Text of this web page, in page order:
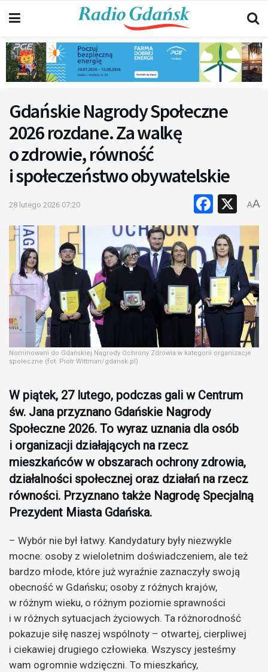
Gdańskie Nagrody Społeczne
2026 rozdane. Za walkę
o zdrowie, równość
i społeczeństwo obywatelskie
28 lutego 2026 07:20 X
AA
Nominowani do Gdańskiej Nagrody Ochrony Zdrowia w kategorii organizacje
społeczne (fot. Piotr Wittman/gdansk.pl)
W piątek, 27 lutego, podczas gali w Centrum
św. Jana przyznano Gdańskie Nagrody
Społeczne 2026. To wyraz uznania dla osób
i organizacji działających na rzecz
mieszkańców w obszarach ochrony zdrowia,
działalności społecznej oraz działań na rzecz
równości. Przyznano także Nagrodę Specjalną
Prezydent Miasta Gdańska.
– Wybór nie był łatwy. Kandydatury były niezwykle
mocne: osoby z wieloletnim doświadczeniem, ale też
bardzo młode, które już wyraźnie zaznaczyły swoją
obecność w Gdańsku; osoby z różnych krajów,
w różnym wieku, o różnym poziomie sprawności
i w różnych sytuacjach życiowych. Ta różnorodność
pokazuje siłę naszej wspólnoty – otwartej, cierpliwej
i ciekawiej drugiego człowieka. Wszyscy jesteśmy
wam ogromnie wdzięczni. To mieszkańcy,